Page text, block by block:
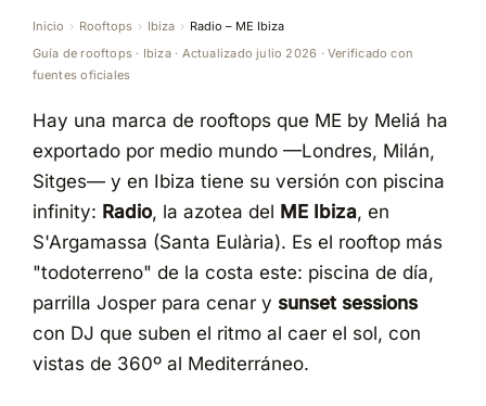
Inicio › Rooftops › Ibiza › Radio – ME Ibiza
Guía de rooftops · Ibiza · Actualizado julio 2026 · Verificado con
fuentes oficiales
Hay una marca de rooftops que ME by Meliá ha
exportado por medio mundo —Londres, Milán,
Sitges— y en Ibiza tiene su versión con piscina
infinity: Radio, la azotea del ME Ibiza, en
S'Argamassa (Santa Eulària). Es el rooftop más
"todoterreno" de la costa este: piscina de día,
parrilla Josper para cenar y sunset sessions
con DJ que suben el ritmo al caer el sol, con
vistas de 360º al Mediterráneo.